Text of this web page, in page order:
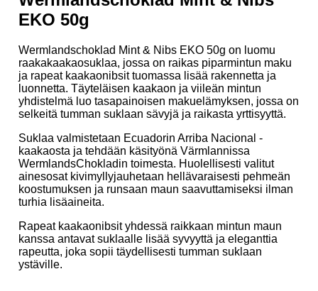
EKO 50g
Wermlandschoklad Mint & Nibs EKO 50g on luomu
raakakaakaosuklaa, jossa on raikas piparmintun maku
ja rapeat kaakaonibsit tuomassa lisää rakennetta ja
luonnetta. Täyteläisen kaakaon ja viileän mintun
yhdistelmä luo tasapainoisen makuelämyksen, jossa on
selkeitä tumman suklaan sävyjä ja raikasta yrttisyyttä.
Suklaa valmistetaan Ecuadorin Arriba Nacional -
kaakaosta ja tehdään käsityönä Värmlannissa
WermlandsChokladin toimesta. Huolellisesti valitut
ainesosat kivimyllyjauhetaan hellävaraisesti pehmeän
koostumuksen ja runsaan maun saavuttamiseksi ilman
turhia lisäaineita.
Rapeat kaakaonibsit yhdessä raikkaan mintun maun
kanssa antavat suklaalle lisää syvyyttä ja eleganttia
rapeutta, joka sopii täydellisesti tumman suklaan
ystäville.